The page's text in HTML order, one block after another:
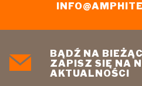
BĄDŹ NA
ZAPISZ SIĘ NA
AKTUALNOŚCI